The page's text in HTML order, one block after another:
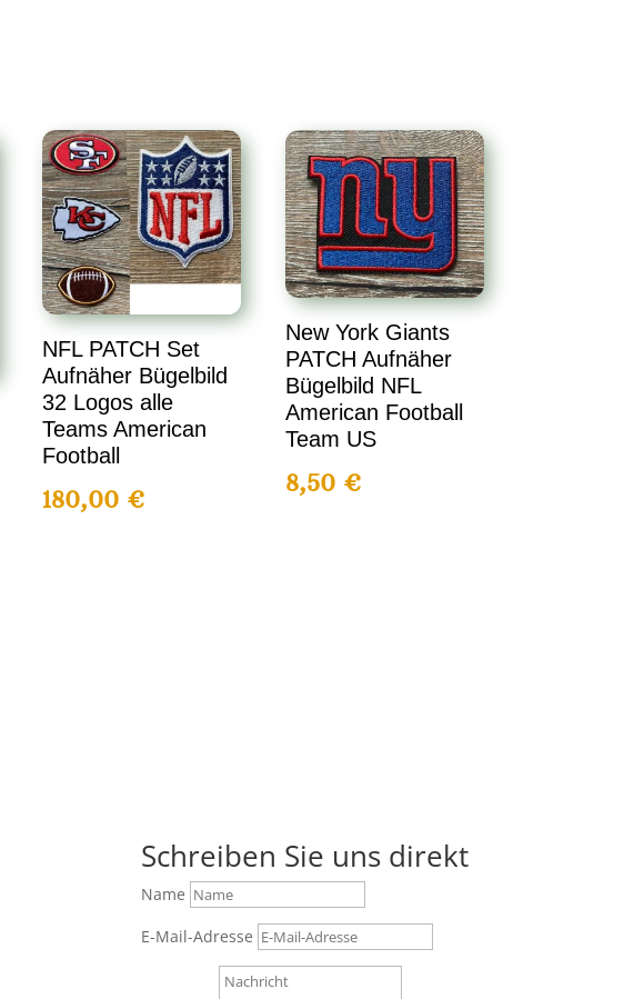
NFL PATCH Set
Aufnäher Bügelbild
32 Logos alle
Teams American
Football
180,00 €
New York Giants
PATCH Aufnäher
Bügelbild NFL
American Football
Team US
8,50€
Schreiben Sie uns direkt
Name
E-Mail-Adresse